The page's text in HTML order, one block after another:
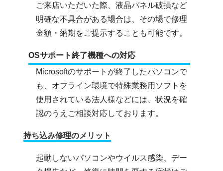
ご来店いただいた際、液晶パネル破損など
明確な不具合がある場合は、その場で修理
金額・納期をご提示することも可能です。
OSサポート終了機種への対応
Microsoftのサポートが終了したパソコンで
も、オフライン環境で特殊業務用ソフトを
使用されている法人様などには、状況を確
認のうえご相談対応しております。
持ち込み修理のメリット
起動しないパソコンやウイルス感染、デー